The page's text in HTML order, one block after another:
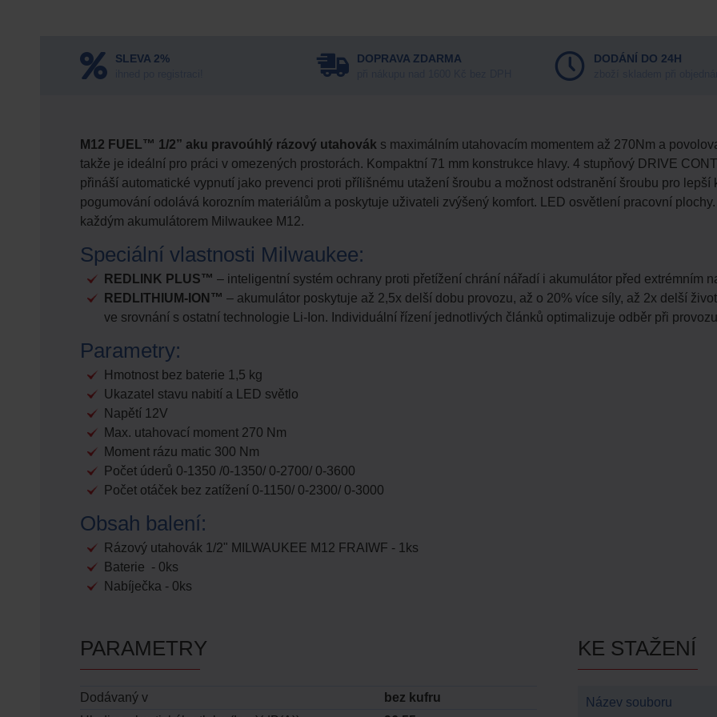
SLEVA 2% DOPRAVA ZDARMA DODÁNÍ DO 24H
M12 FUEL™ 1/2” aku pravoúhlý rázový utahovák s maximálním utahovacím momentem až 270Nm a
takže je ideální pro práci v omezených prostorách. Kompaktní 71 mm konstrukce hlavy. 4 stupňový DRIVE
přináší automatické vypnutí jako prevenci proti přílišnému utažení šroubu a možnost odstranění šroubu pro lepší
pogumování odolává korozním materiálům a poskytuje uživateli zvýšený komfort. LED osvětlení pracovní
každým akumulátorem Milwaukee M12.
Speciální vlastnosti Milwaukee:
REDLINK PLUS™ – inteligentní systém ochrany proti přetížení chrání nářadí i akumulátor před extrémním
REDLITHIUM-ION™ – akumulátor poskytuje až 2,5x delší dobu provozu, až o 20% více síly, až 2x delší
ve srovnání s ostatní technologie Li-Ion. Individuální řízení jednotlivých článků optimalizuje odběr při
Parametry:
Hmotnost bez baterie 1,5 kg
Ukazatel stavu nabití a LED světlo
Napětí 12V
Max. utahovací moment 270 Nm
Moment rázu matic 300 Nm
Počet úderů 0-1350 /0-1350/ 0-2700/ 0-3600
Počet otáček bez zatížení 0-1150/ 0-2300/ 0-3000
Obsah balení:
Rázový utahovák 1/2" MILWAUKEE M12 FRAIWF - 1ks
Baterie - 0ks
Nabíječka - 0ks
PARAMETRY
Dodávaný v
bez kufru
KE STAŽENÍ
Název souboru